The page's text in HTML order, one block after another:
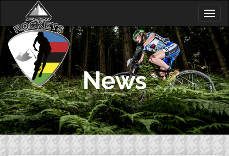
content
News